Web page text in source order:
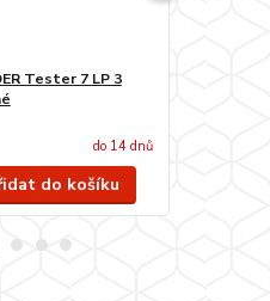
Tester 7 LP 3
do 14 dnů
do košíku